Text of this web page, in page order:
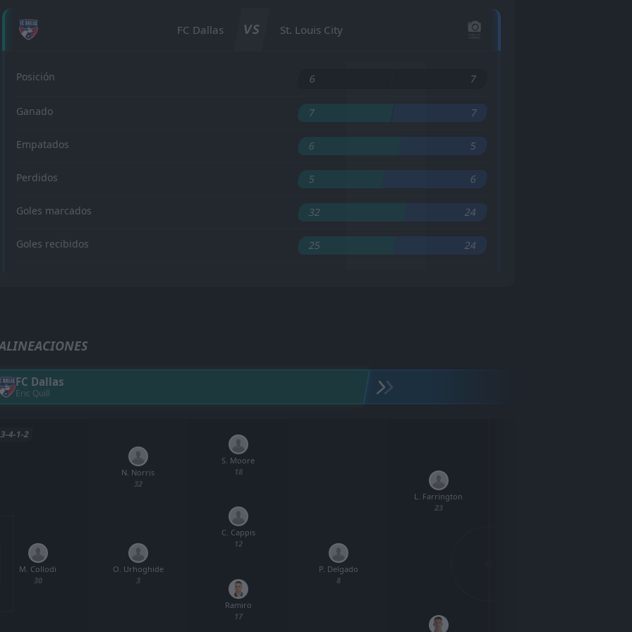
FC Dallas VS St. Louis City
Posición 6 7
Ganado 7 7
Empatados 6 5
Perdidos 5 6
Goles marcados 32 24
Goles recibidos 25 24
FC Dallas
Eric Quill
3-4-1-2
M. Collodi
30
O. Urhoghide
3
N. Norris
32
Ramiro
17
C. Cappis
12
S. Moore
18
P. Delgado
8
L. Farrington
23